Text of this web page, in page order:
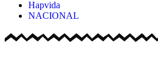
Hapvida
NACIONAL